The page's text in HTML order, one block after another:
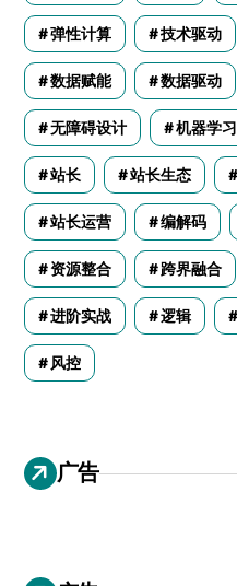
弹性计算 技术驱动
数据赋能 数据驱动
无障碍设计 机器学习
站长 站长生态
站长运营 编解码
资源整合 跨界融合
进阶实战 逻辑
风控
广告